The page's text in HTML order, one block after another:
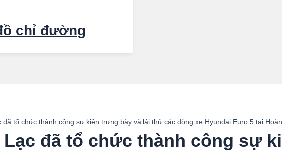
chỉ đường
đã tổ chức thành công sự kiện trưng bày và lái thử các dòng xe Hyundai Euro 5 tại
Lạc đã tổ chức thành công sự